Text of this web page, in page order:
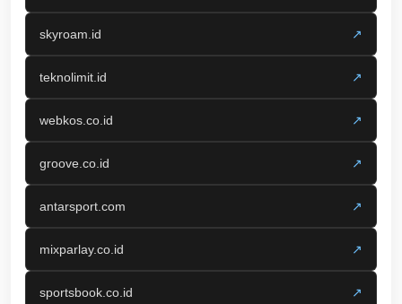
skyroam.id ↗
teknolimit.id ↗
webkos.co.id ↗
groove.co.id ↗
antarsport.com ↗
mixparlay.co.id ↗
sportsbook.co.id ↗